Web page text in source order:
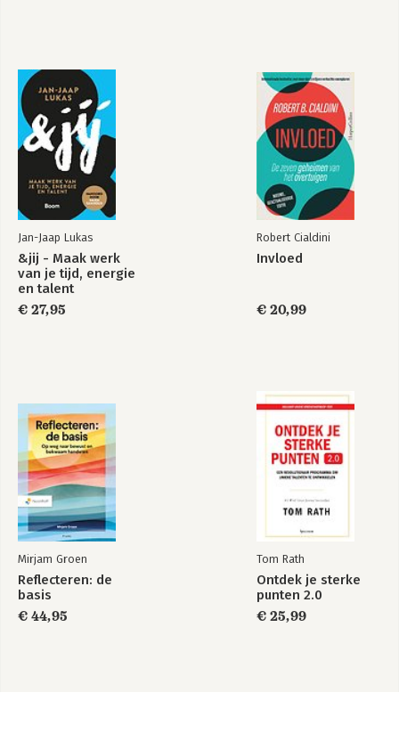
'Pas op voor promotie! En andere
berichten van de werkvloer' (IJzermans,
Boom 1999) en 'Je zult maar de baas
zijn. Over de persoonlijke kanten van
leidinggeven' (IJzermans, Dijkstra,
Bekijk alle boeken
Jan-Jaap Lukas
&jij - Maak werk
van je tijd, energie
en talent
€ 27,95
Robert Cialdini
Invloed
€ 20,99
Mirjam Groen
Reflecteren: de
basis
€ 44,95
Tom Rath
Ontdek je sterke
punten 2.0
€ 25,99